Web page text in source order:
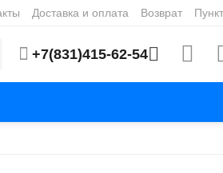
Доставка и оплата Возврат
+7(831)415-62-54